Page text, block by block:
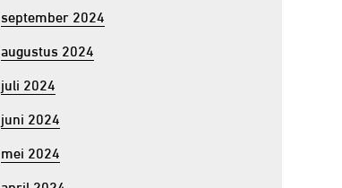
september 2024
augustus 2024
juli 2024
juni 2024
mei 2024